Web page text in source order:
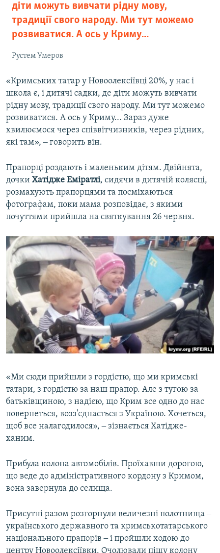
діти можуть вивчати рідну мову,
традиції свого народу. Ми тут можемо
розвиватися. А ось у Криму...
Рустем Умеров
«Кримських татар у Новоолексіївці 20%, у нас і
школа є, і дитячі садки, де діти можуть вивчати
рідну мову, традиції свого народу. Ми тут можемо
розвиватися. А ось у Криму... Зараз дуже
хвилюємося через співвітчизників, через рідних,
які там», ‒ говорить він.
Прапорці роздають і маленьким дітям. Двійнята,
дочки Хатідже Еміратлі, сидячи в дитячій колясці,
розмахують прапорцями та посміхаються
фотографам, поки мама розповідає, з якими
почуттями прийшла на святкування 26 червня.
«Ми сюди прийшли з гордістю, що ми кримські
татари, з гордістю за наш прапор. Але з тугою за
батьківщиною, з надією, що Крим все одно до нас
повернеться, возз'єднається з Україною. Хочеться,
щоб все налагодилося», ‒ зізнається Хатідже-
ханим.
Прибула колона автомобілів. Проїхавши дорогою,
що веде до адміністративного кордону з Кримом,
вона завернула до селища.
Присутні разом розгорнули величезні полотнища ‒
українського державного та кримськотатарського
національного прапорів ‒ і пройшли ходою до
центру Новоолексіївки. Очолювали пішу колону